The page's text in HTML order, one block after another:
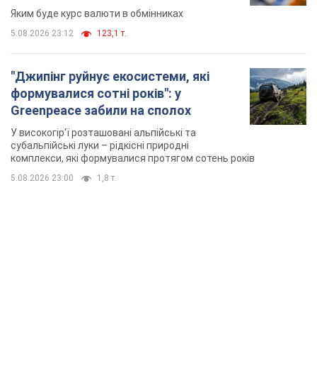
Яким буде курс валюти в обмінниках
5.08.2026 23:12 123,1 т.
"Джипінг руйнує екосистеми, які
формувалися сотні років": у
Greenpeace забили на сполох
У високогір'ї розташовані альпійські та
субальпійські луки – рідкісні природні
комплекси, які формувалися протягом сотень років
5.08.2026 23:00 1,8 т.